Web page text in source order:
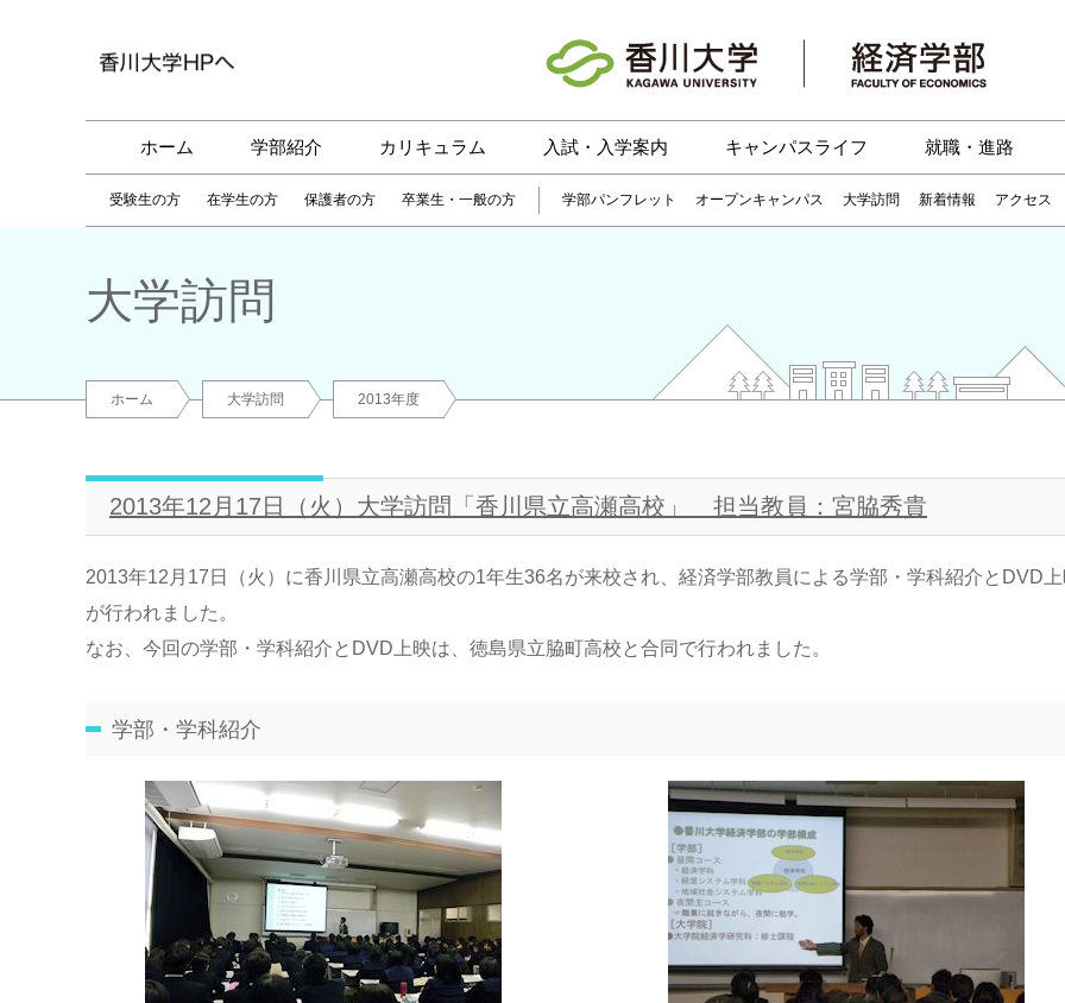
ホーム 学部紹介 カリキュラム 入試・入学案内 キャンパスライフ 就職・進路
受験生の方 在学生の方 保護者の方 卒業生・一般の方 学部パンフレット オープンキャンパス 大学訪問 新着情報 アクセス
大学訪問
ホーム 大学訪問 2013年度
2013年12月17日（火）大学訪問「香川県立高瀬高校」 担当教員：宮脇秀貴
2013年12月17日（火）に香川県立高瀬高校の1年生36名が来校され、経済学部教員による学部・学科紹介とDVD上
が行われました。
なお、今回の学部・学科紹介とDVD上映は、徳島県立脇町高校と合同で行われました。
学部・学科紹介